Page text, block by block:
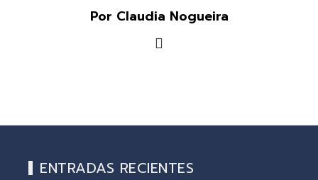
Por Claudia Nogueira
ENTRADAS RECIENTES